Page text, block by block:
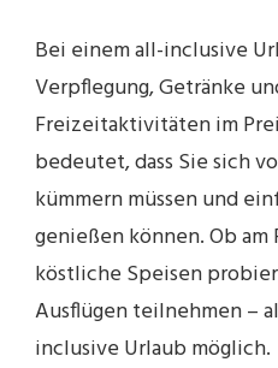
Bei einem all-inclusive
Verpflegung, Getränke
Freizeitaktivitäten im
bedeutet, dass Sie sich
kümmern müssen und
genießen können. Ob
köstliche Speisen
Ausflügen teilnehmen –
inclusive Urlaub möglich.